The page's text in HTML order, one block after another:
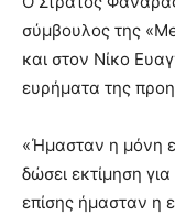
σύμβουλος της
και στον Νίκο
ευρήματα της
«Ήμασταν η μόνη
δώσει εκτίμηση
επίσης ήμασταν η